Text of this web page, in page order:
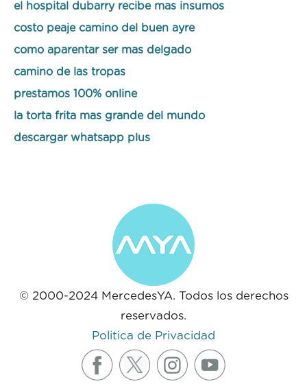
el hospital dubarry recibe mas insumos
costo peaje camino del buen ayre
como aparentar ser mas delgado
camino de las tropas
prestamos 100% online
la torta frita mas grande del mundo
descargar whatsapp plus
© 2000-2024 MercedesYA. Todos los derechos
reservados.
Politica de Privacidad